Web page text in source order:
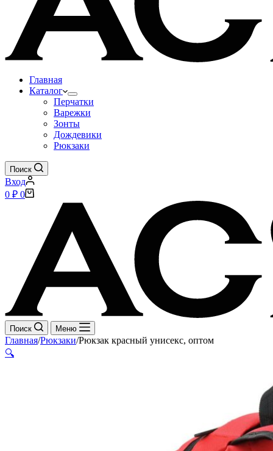
Главная
Каталог
Перчатки
Варежки
Зонты
Дождевики
Рюкзаки
Поиск
Вход
Корзина
0 ₽ 0
Поиск Меню
Главная/Рюкзаки/Рюкзак красный унисекс, оптом
🔍